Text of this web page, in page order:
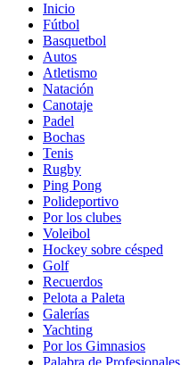
Inicio
Fútbol
Basquetbol
Autos
Atletismo
Natación
Canotaje
Padel
Bochas
Tenis
Rugby
Ping Pong
Polideportivo
Por los clubes
Voleibol
Hockey sobre césped
Golf
Recuerdos
Pelota a Paleta
Galerías
Yachting
Por los Gimnasios
Palabra de Profesionales